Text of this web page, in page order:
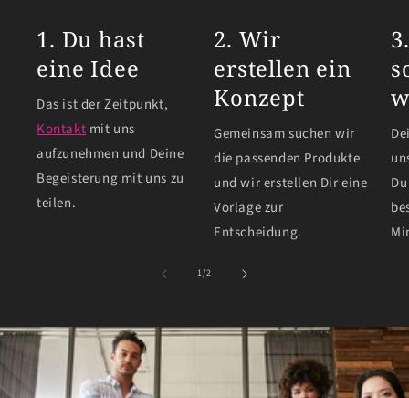
1. Du hast
eine Idee
Das ist der Zeitpunkt,
Kontakt mit uns
aufzunehmen und Deine
Begeisterung mit uns zu
teilen.
2. Wir
erstellen ein
Konzept
Gemeinsam suchen wir
die passenden Produkte
und wir erstellen Dir eine
Vorlage zur
Entscheidung.
1/von
2